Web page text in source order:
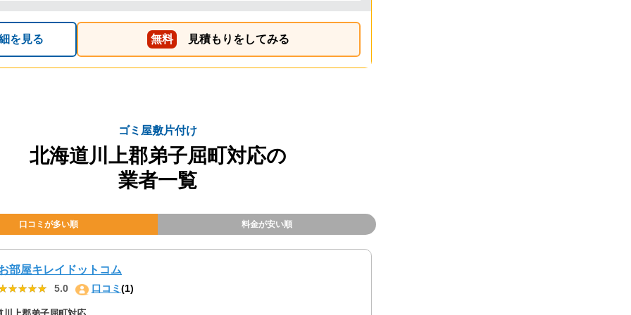
を見る 無料 見積もりをしてみる
ゴミ屋敷片付け
北海道川上郡弟子屈町対応の
業者一覧
口コミが多い順 料金が安い順
部屋キレイドットコム
5.0 口コミ(1)